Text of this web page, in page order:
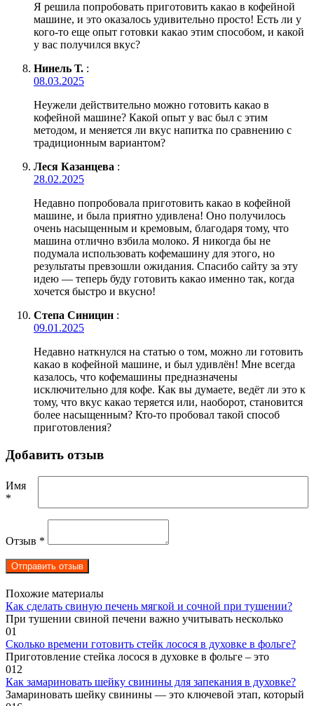
Я решила попробовать приготовить какао в кофейной
машине, и это оказалось удивительно просто! Есть ли у
кого-то еще опыт готовки какао этим способом, и какой
у вас получился вкус?
Нинель Т. :
08.03.2025
Неужели действительно можно готовить какао в
кофейной машине? Какой опыт у вас был с этим
методом, и меняется ли вкус напитка по сравнению с
традиционным вариантом?
Леся Казанцева :
28.02.2025
Недавно попробовала приготовить какао в кофейной
машине, и была приятно удивлена! Оно получилось
очень насыщенным и кремовым, благодаря тому, что
машина отлично взбила молоко. Я никогда бы не
подумала использовать кофемашину для этого, но
результаты превзошли ожидания. Спасибо сайту за эту
идею — теперь буду готовить какао именно так, когда
хочется быстро и вкусно!
Степа Синицин :
09.01.2025
Недавно наткнулся на статью о том, можно ли готовить
какао в кофейной машине, и был удивлён! Мне всегда
казалось, что кофемашины предназначены
исключительно для кофе. Как вы думаете, ведёт ли это к
тому, что вкус какао теряется или, наоборот, становится
более насыщенным? Кто-то пробовал такой способ
приготовления?
Добавить отзыв
Имя
*
Отзыв *
Похожие материалы
Как сделать свиную печень мягкой и сочной при тушении?
При тушении свиной печени важно учитывать несколько
01
Сколько времени готовить стейк лосося в духовке в фольге?
Приготовление стейка лосося в духовке в фольге – это
012
Как замариновать шейку свинины для запекания в духовке?
Замариновать шейку свинины — это ключевой этап, который